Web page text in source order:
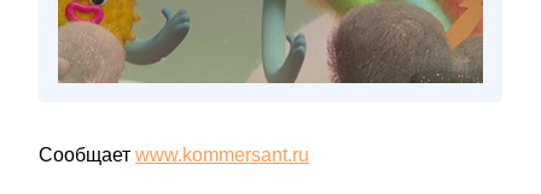
Сообщает www.kommersant.ru